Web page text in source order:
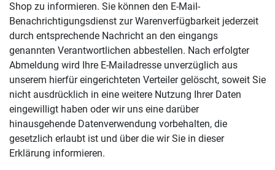
Shop zu informieren. Sie können den E-Mail-
Benachrichtigungsdienst zur Warenverfügbarkeit jederzeit
durch entsprechende Nachricht an den eingangs
genannten Verantwortlichen abbestellen. Nach erfolgter
Abmeldung wird Ihre E-Mailadresse unverzüglich aus
unserem hierfür eingerichteten Verteiler gelöscht, soweit Sie
nicht ausdrücklich in eine weitere Nutzung Ihrer Daten
eingewilligt haben oder wir uns eine darüber
hinausgehende Datenverwendung vorbehalten, die
gesetzlich erlaubt ist und über die wir Sie in dieser
Erklärung informieren.